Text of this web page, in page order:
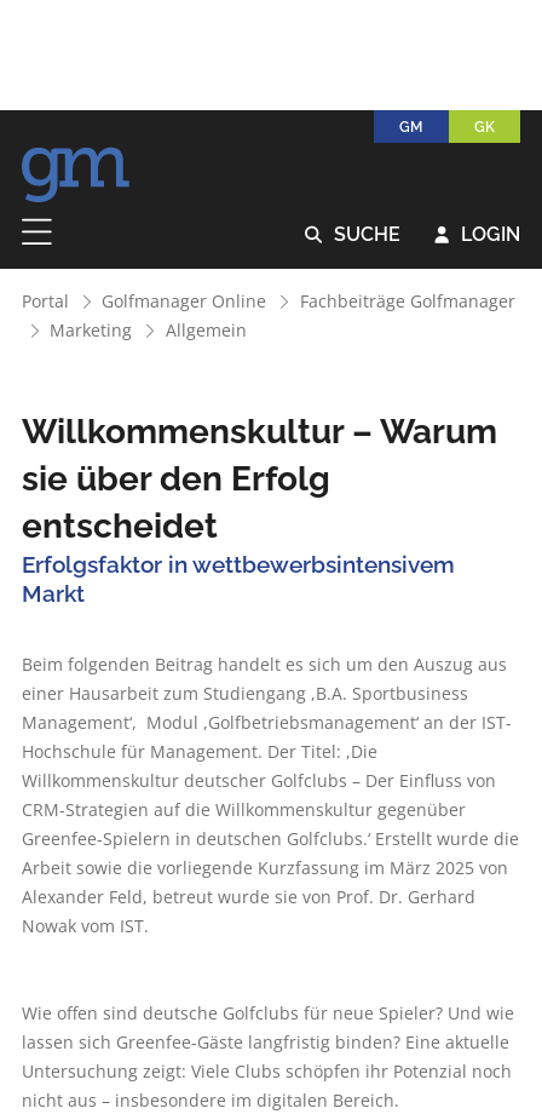
GM GK
 SUCHE  LOGIN
Portal Golfmanager Online
Fachbeiträge Golfmanager
Marketing
Allgemein
Willkommenskultur – Warum
sie über den Erfolg
entscheidet
Erfolgsfaktor in wettbewerbsintensivem
Markt
Beim folgenden Beitrag handelt es sich um den Auszug aus
einer Hausarbeit zum Studiengang ,B.A. Sportbusiness
Management‘, Modul ,Golfbetriebsmanagement‘ an der IST-
Hochschule für Management. Der Titel: ,Die
Willkommenskultur deutscher Golfclubs – Der Einfluss von
CRM-Strategien auf die Willkommenskultur gegenüber
Greenfee-Spielern in deutschen Golfclubs.‘ Erstellt wurde die
Arbeit sowie die vorliegende Kurzfassung im März 2025 von
Alexander Feld, betreut wurde sie von Prof. Dr. Gerhard
Nowak vom IST.
Wie offen sind deutsche Golfclubs für neue Spieler? Und wie
lassen sich Greenfee-Gäste langfristig binden? Eine aktuelle
Untersuchung zeigt: Viele Clubs schöpfen ihr Potenzial noch
nicht aus – insbesondere im digitalen Bereich.